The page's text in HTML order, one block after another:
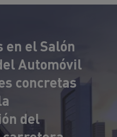
el Salón
Automóvil
concretas
del